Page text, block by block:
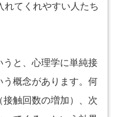
れてくれやすい人たち
うと、心理学に単純接
概念があります。何
触回数の増加）、次